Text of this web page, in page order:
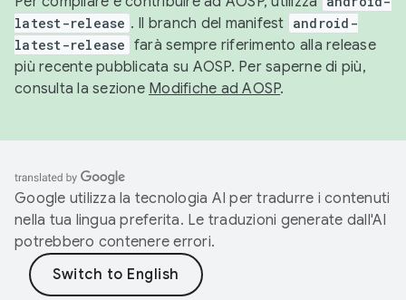
latest-release . Il branch del manifest android-
latest-release farà sempre riferimento alla release
più recente pubblicata su AOSP. Per saperne di più,
consulta la sezione Modifiche ad AOSP.
Google utilizza la tecnologia AI per tradurre i contenuti
nella tua lingua preferita. Le traduzioni generate dall'AI
potrebbero contenere errori.